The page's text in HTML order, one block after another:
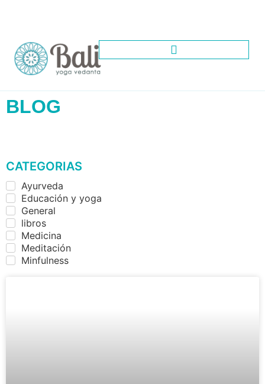
BLOG
CATEGORIAS
Ayurveda
Educación y yoga
General
libros
Medicina
Meditación
Minfulness